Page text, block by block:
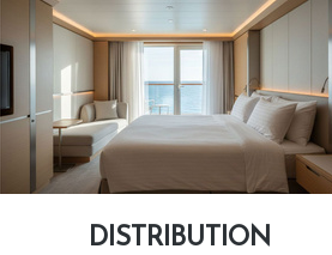
DISTRIBUTION